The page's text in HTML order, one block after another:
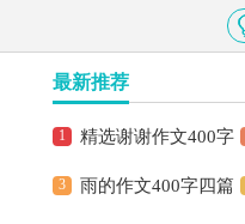
最新推荐
精选谢谢作文400字
4篇 雨的作文400字四篇